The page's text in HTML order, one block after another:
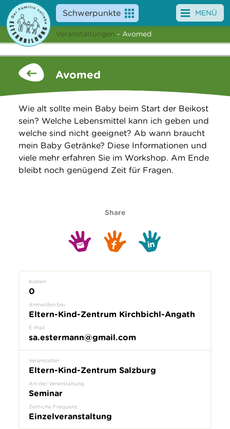
Schwerpunkte
Angebote
Veranstaltungen
Service
Über uns
Suche
MENÜ
Veranstaltungen - Avomed
Avomed
Wie alt sollte mein Baby beim Start der Beikost
sein? Welche Lebensmittel kann ich geben und
welche sind nicht geeignet? Ab wann braucht
mein Baby Getränke? Diese Informationen und
viele mehr erfahren Sie im Workshop. Am Ende
bleibt noch genügend Zeit für Fragen.
Share
Kosten
0
Anmelden bei
Eltern-Kind-Zentrum Kirchbichl-Angath
E-Mail
sa.estermann@gmail.com
Veranstalter
Eltern-Kind-Zentrum Salzburg
Art der Veranstaltung
Seminar
Zeitliche Frequenz
Einzelveranstaltung